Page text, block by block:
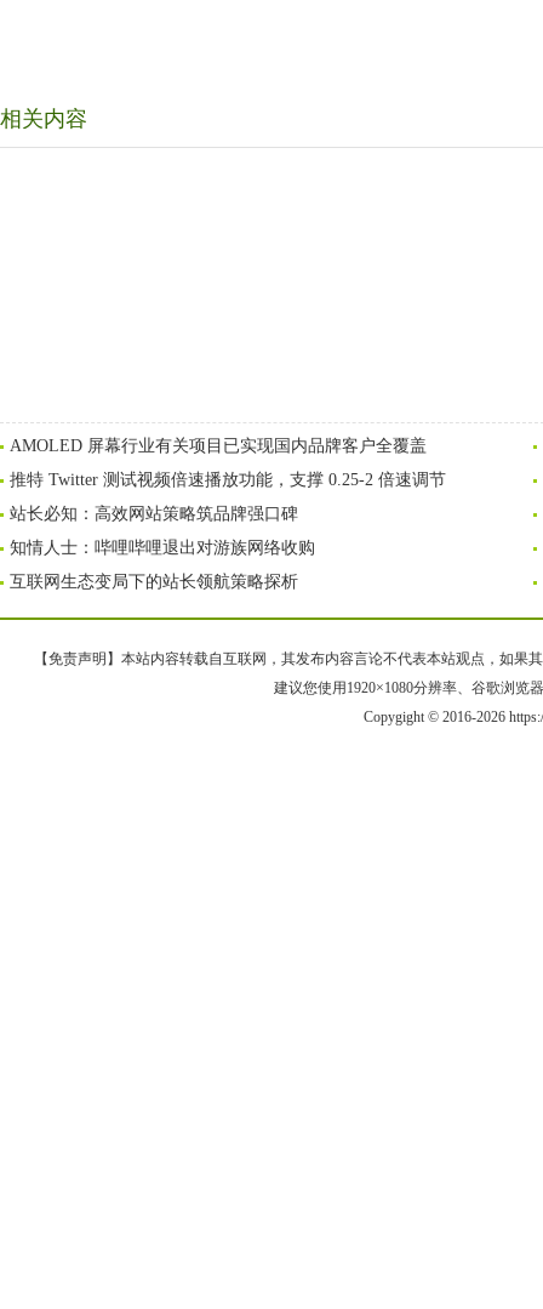
相关内容
AMOLED 屏幕行业有关项目已实现国内品牌客户全覆盖
推特 Twitter 测试视频倍速播放功能，支撑 0.25-2 倍速调节
站长必知：高效网站策略筑品牌强口碑
知情人士：哔哩哔哩退出对游族网络收购
互联网生态变局下的站长领航策略探析
【免责声明】本站内容转载自互联网，其发布内容言论不代表本站观点，如果
建议您使用1920×1080分辨率、谷歌浏览
Copygight © 2016-2026